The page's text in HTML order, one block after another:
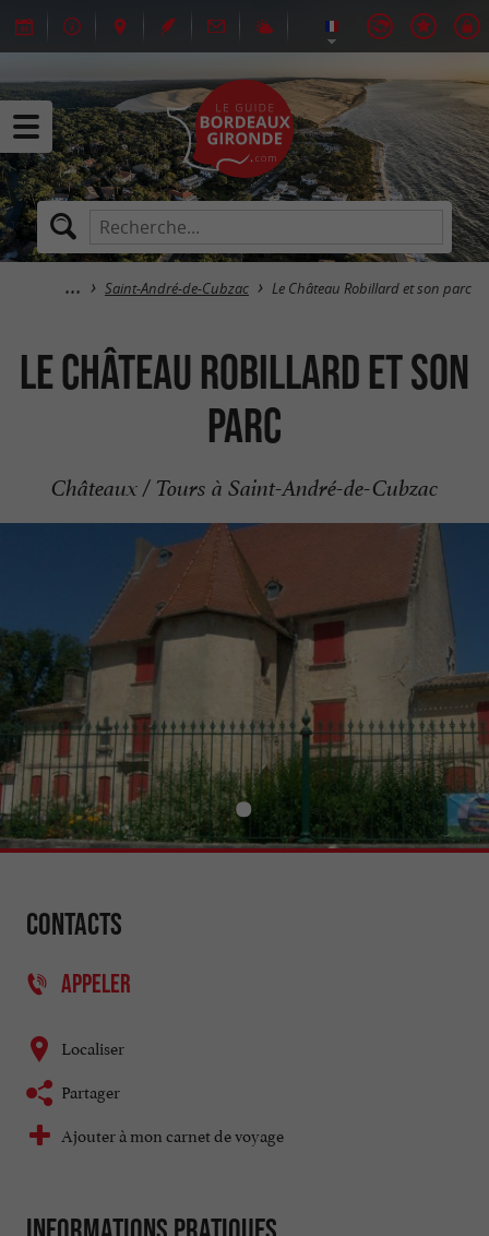
Saint-André-de-Cubzac Le Château Robillard et son parc
Le Château Robillard et son
parc
Châteaux / Tours à Saint-André-de-Cubzac
Contacts
APPELER
Localiser
Partager
Ajouter à mon carnet de voyage